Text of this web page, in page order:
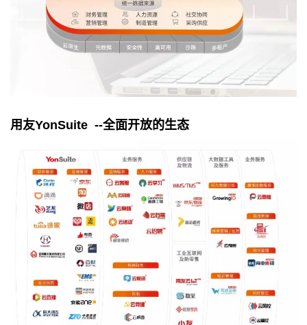
用友YonSuite --全面开放的生态